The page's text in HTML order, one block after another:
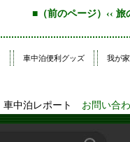
■（前のページ）‹‹
車中泊便利グッズ 我が
車中泊レポート お問い合